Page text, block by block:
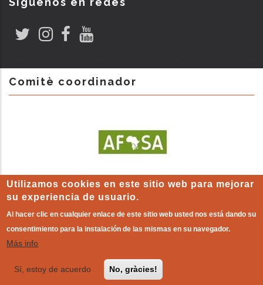
Comitè coordinador
Utilizamos cookies en este sitio web para mejorar
su experiencia de usuario.
Al hacer clic en cualquier enlace de este sitio web usted nos está dando su
consentimiento para la instalación de las mismas en su navegador.
Más info
Sí, estoy de acuerdo No, gràcies!